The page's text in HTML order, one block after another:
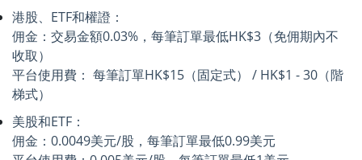
港股、ETF和權證：
佣金：交易金額0.03%，每筆訂單最低HK$3（免佣期內不
收取）
平台使用費： 每筆訂單HK$15（固定式） / HK$1 - 30（階
梯式）
美股和ETF：
佣金：0.0049美元/股，每筆訂單最低0.99美元